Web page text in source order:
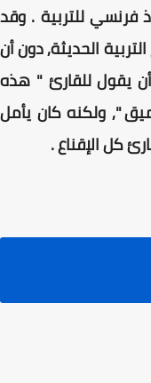
فرنسي للتربية . وقد
الحديثة, دون أن
يقول للقارئ " هذه
", ولكنه كان يأمل
كل الإقناع .